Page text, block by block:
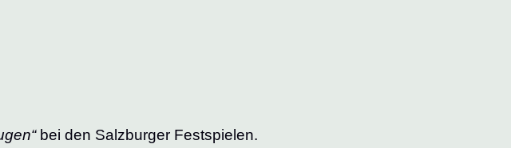
bei den Salzburger Festspielen.